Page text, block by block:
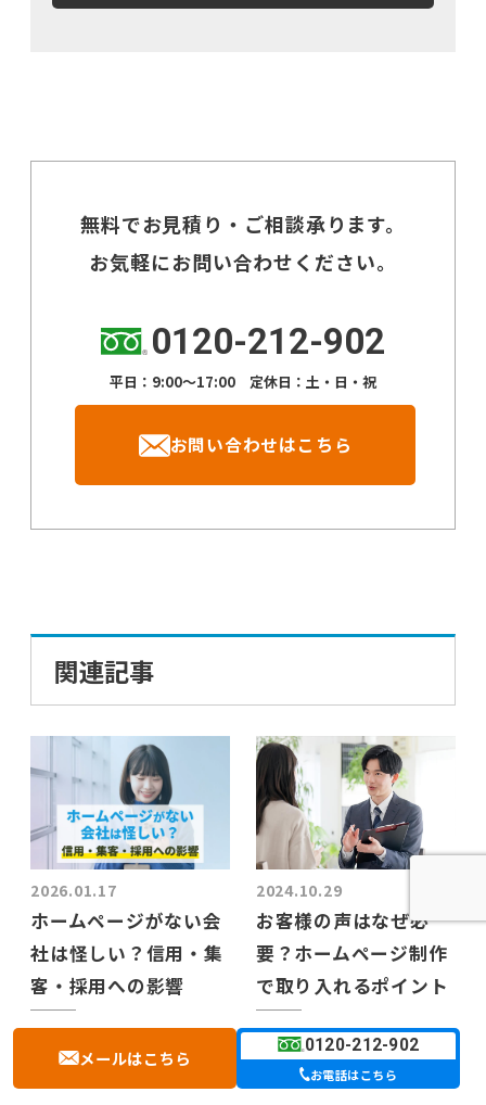
無料でお見積り・ご相談承ります。
お気軽にお問い合わせください。
0120-212-902
平日：9:00～17:00 定休日：土・日・祝
お問い合わせはこちら
関連記事
2026.01.17
ホームページがない会
社は怪しい？信用・集
客・採用への影響
2024.10.29
お客様の声はなぜ必
要？ホームページ制作
で取り入れるポイント
ホームページ制作
メールはこちら
0120-212-902
お電話はこちら